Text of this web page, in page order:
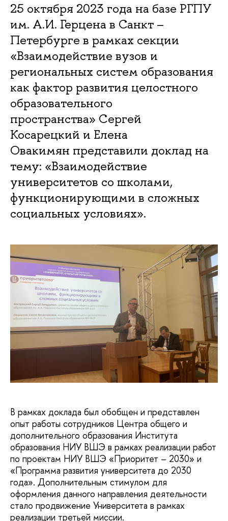
25 октября 2023 года на базе РГПУ
им. А.И. Герцена в Санкт –
Петербурге в рамках секции
«Взаимодействие вузов и
региональных систем образования
как фактор развития целостного
образовательного
пространства» Сергей
Косарецкий и Елена
Овакимян представили доклад на
тему: «Взаимодействие
университетов со школами,
функционирующими в сложных
социальных условиях».
В рамках доклада был обобщен и представлен
опыт работы сотрудников Центра общего и
дополнительного образования Института
образования НИУ ВШЭ в рамках реализации работ
по проектам НИУ ВШЭ «Приоритет – 2030» и
«Программа развития университета до 2030
года». Дополнительным стимулом для
оформления данного направления деятельности
стало продвижение Университета в рамках
реализации третьей миссии.